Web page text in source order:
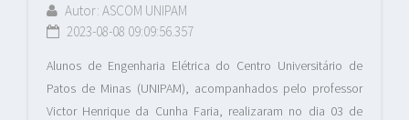
Autor: ASCOM UNIPAM
2023-08-08 09:09:56.357
Alunos de Engenharia Elétrica do Centro Universitário de
Patos de Minas (UNIPAM), acompanhados pelo professor
Victor Henrique da Cunha Faria, realizaram no dia 03 de